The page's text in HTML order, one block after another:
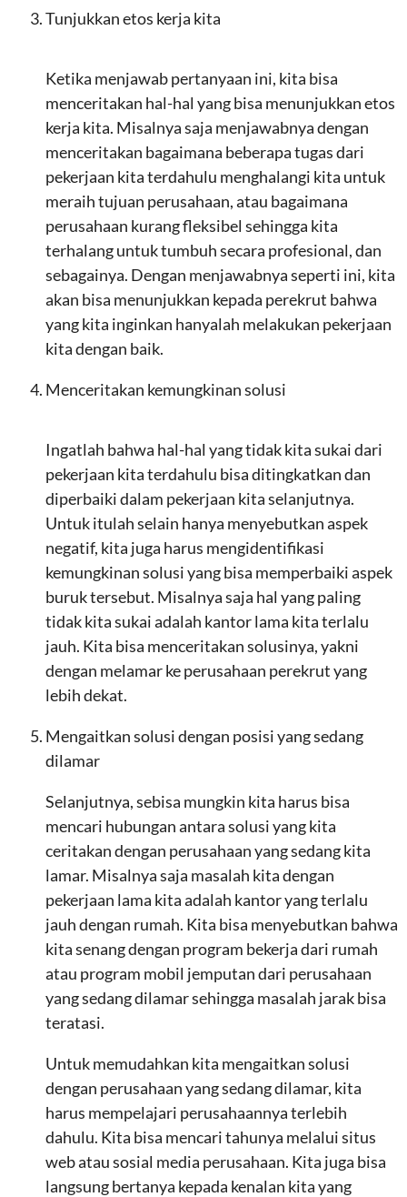
Tunjukkan etos kerja kita
Ketika menjawab pertanyaan ini, kita bisa
menceritakan hal-hal yang bisa menunjukkan etos
kerja kita. Misalnya saja menjawabnya dengan
menceritakan bagaimana beberapa tugas dari
pekerjaan kita terdahulu menghalangi kita untuk
meraih tujuan perusahaan, atau bagaimana
perusahaan kurang fleksibel sehingga kita
terhalang untuk tumbuh secara profesional, dan
sebagainya. Dengan menjawabnya seperti ini, kita
akan bisa menunjukkan kepada perekrut bahwa
yang kita inginkan hanyalah melakukan pekerjaan
kita dengan baik.
Menceritakan kemungkinan solusi
Ingatlah bahwa hal-hal yang tidak kita sukai dari
pekerjaan kita terdahulu bisa ditingkatkan dan
diperbaiki dalam pekerjaan kita selanjutnya.
Untuk itulah selain hanya menyebutkan aspek
negatif, kita juga harus mengidentifikasi
kemungkinan solusi yang bisa memperbaiki aspek
buruk tersebut. Misalnya saja hal yang paling
tidak kita sukai adalah kantor lama kita terlalu
jauh. Kita bisa menceritakan solusinya, yakni
dengan melamar ke perusahaan perekrut yang
lebih dekat.
Mengaitkan solusi dengan posisi yang sedang
dilamar
Selanjutnya, sebisa mungkin kita harus bisa
mencari hubungan antara solusi yang kita
ceritakan dengan perusahaan yang sedang kita
lamar. Misalnya saja masalah kita dengan
pekerjaan lama kita adalah kantor yang terlalu
jauh dengan rumah. Kita bisa menyebutkan bahwa
kita senang dengan program bekerja dari rumah
atau program mobil jemputan dari perusahaan
yang sedang dilamar sehingga masalah jarak bisa
teratasi.
Untuk memudahkan kita mengaitkan solusi
dengan perusahaan yang sedang dilamar, kita
harus mempelajari perusahaannya terlebih
dahulu. Kita bisa mencari tahunya melalui situs
web atau sosial media perusahaan. Kita juga bisa
langsung bertanya kepada kenalan kita yang